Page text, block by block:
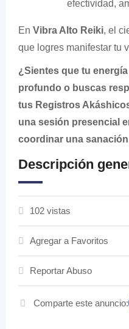
efectividad,
En Vibra Alto Reiki, el
que logres manifestar tu
¿Sientes que tu
profundo o buscas
tus Registros
una sesión presencial
coordinar una
Descripción
102 vistas
Agregar a Favoritos
Reportar Abuso
Comparte este anuncio: